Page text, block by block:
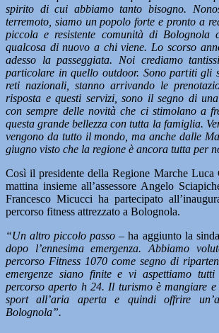
spirito di cui abbiamo tanto bisogno.
terremoto, siamo un popolo forte e pronto a
piccola e resistente comunità di Bolognola
qualcosa di nuovo a chi viene. Lo scorso
adesso la passeggiata. Noi crediamo
particolare in quello outdoor. Sono partiti gli
reti nazionali, stanno arrivando le
risposta e questi servizi, sono il segno di
con sempre delle novità che ci stimolano a
questa grande bellezza con tutta la famiglia.
vengono da tutto il mondo, ma anche dalle
giugno visto che la regione è ancora tutta per
Così il presidente della Regione Marche Luca
mattina insieme all’assessore Angelo
Francesco Micucci ha partecipato
percorso fitness attrezzato a Bolognola.
“Un altro piccolo passo –ha aggiunto la
dopo l’ennesima emergenza. Abbiamo
percorso Fitness 1070 come segno di
emergenze siano finite e vi aspettiamo
percorso aperto h 24. Il turismo è mangiare e
sport all’aria aperta e quindi offrire
Bolognola”.